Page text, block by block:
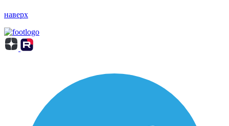
наверх